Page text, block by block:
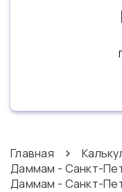
Главная
Даммам - Санкт-
Даммам - Санкт-